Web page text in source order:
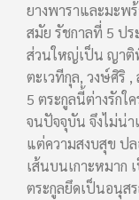
ยางพาราและมะพ
สมัย รัชกาลที่ 5 ป
ส่วนใหญ่เป็น ญาติ
ตะเวทีกุล, วงษ์ศิริ
5 ตระกูลนี้ต่างรักใ
จนปัจจุบัน จึงไม่น่า
แต่ความสงบสุข ป
เส้นบนเกาะหมาก
ตระกูลยึดเป็นอนุส